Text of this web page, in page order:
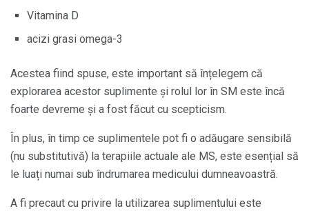
Vitamina D
acizi grasi omega-3
Acestea fiind spuse, este important să înțelegem că
explorarea acestor suplimente și rolul lor în SM este încă
foarte devreme și a fost făcut cu scepticism.
În plus, în timp ce suplimentele pot fi o adăugare sensibilă
(nu substitutivă) la terapiile actuale ale MS, este esențial să
le luați numai sub îndrumarea medicului dumneavoastră.
A fi precaut cu privire la utilizarea suplimentului este